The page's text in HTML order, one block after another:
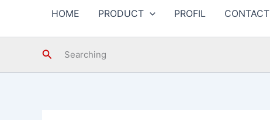
HOME PRODUCT PROFIL CONTACT
SearchSearching